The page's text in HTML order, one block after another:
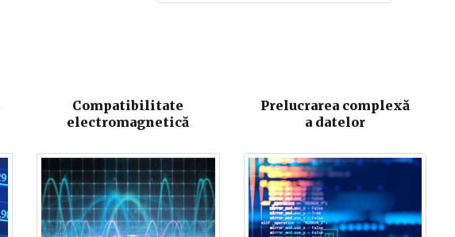
Compatibilitate
electromagnetică
Prelucrarea complexă
a datelor